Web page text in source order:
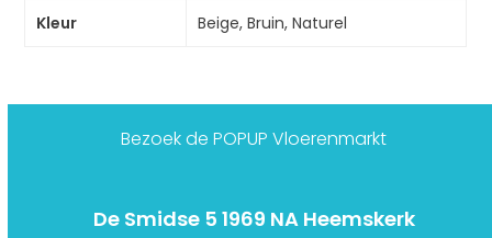
Kleur Beige, Bruin, Naturel
Bezoek de POPUP Vloerenmarkt
De Smidse 5 1969 NA Heemskerk